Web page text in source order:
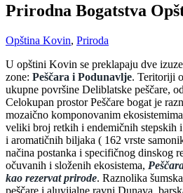
Prirodna Bogatstva
Opština Kovin, Priroda
U opštini Kovin se preklapaju dve
zone: Peščara i Podunavlje. Teritoriji
ukupne površine Deliblatske peščare,
Celokupan prostor Peščare bogat je
mozaično komponovanim
veliki broj retkih i endemičnih stepskih
i aromatičnih biljaka ( 162 vrste
načina postanka i specifičnog dinskog
očuvanih i složenih ekosistema,
kao rezervat prirode. Raznolika
peščare i aluvijalne ravni Dunava,